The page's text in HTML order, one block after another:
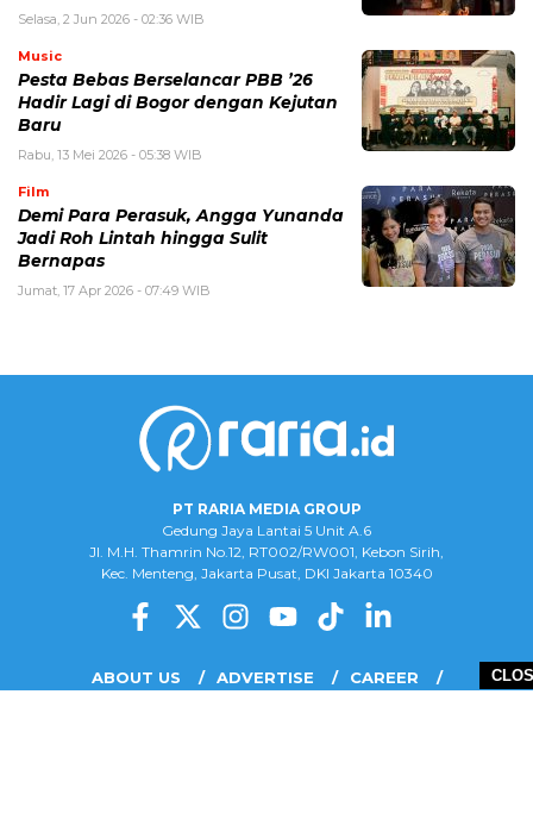
Selasa, 2 Jun 2026 - 02:36 WIB
Music
Pesta Bebas Berselancar PBB ’26
Hadir Lagi di Bogor dengan Kejutan
Baru
Rabu, 13 Mei 2026 - 05:38 WIB
Film
Demi Para Perasuk, Angga Yunanda
Jadi Roh Lintah hingga Sulit
Bernapas
Jumat, 17 Apr 2026 - 07:49 WIB
PT RARIA MEDIA GROUP
Gedung Jaya Lantai 5 Unit A.6
Jl. M.H. Thamrin No.12, RT002/RW001, Kebon Sirih,
Kec. Menteng, Jakarta Pusat, DKI Jakarta 10340
ABOUT US ADVERTISE
CAREER